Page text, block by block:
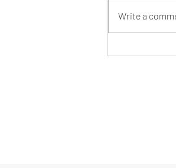
Mentor en
Write a